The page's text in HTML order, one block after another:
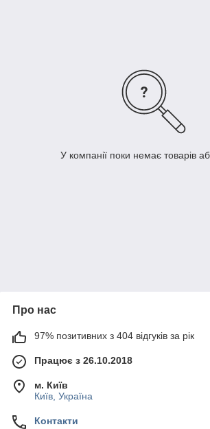
У компанії поки немає товарів
Про нас
97% позитивних з 404 відгуків за рік
Працює з 26.10.2018
м. Київ
Київ, Україна
Контакти